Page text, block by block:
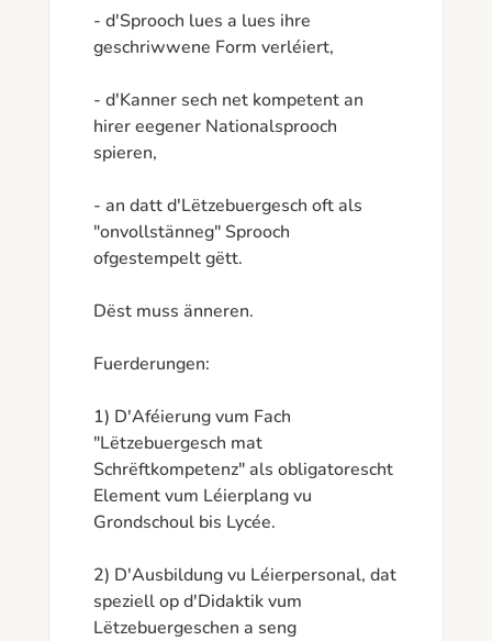
- d'Sprooch lues a lues ihre
geschriwwene Form verléiert,
- d'Kanner sech net kompetent an
hirer eegener Nationalsprooch
spieren,
- an datt d'Lëtzebuergesch oft als
"onvollstänneg" Sprooch
ofgestempelt gëtt.
Dëst muss änneren.
Fuerderungen:
1) D'Aféierung vum Fach
"Lëtzebuergesch mat
Schrëftkompetenz" als obligatorescht
Element vum Léierplang vu
Grondschoul bis Lycée.
2) D'Ausbildung vu Léierpersonal, dat
speziell op d'Didaktik vum
Lëtzebuergeschen a seng